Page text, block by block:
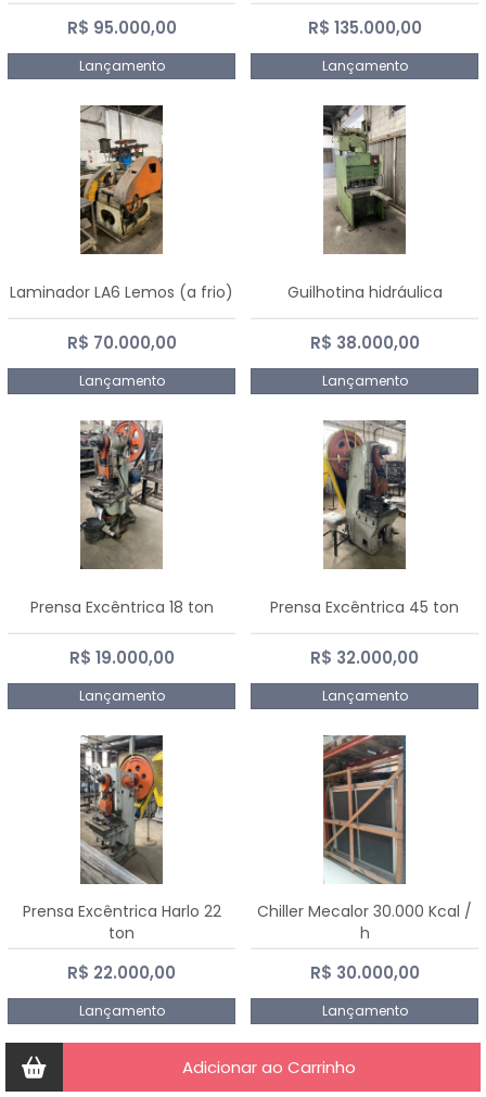
R$ 95.000,00
Lançamento
R$ 135.000,00
Lançamento
Laminador LA6 Lemos (a frio)
R$ 70.000,00
Lançamento
Guilhotina hidráulica
R$ 38.000,00
Lançamento
Prensa Excêntrica 18 ton
R$ 19.000,00
Lançamento
Prensa Excêntrica 45 ton
R$ 32.000,00
Lançamento
Prensa Excêntrica Harlo 22
ton
R$ 22.000,00
Lançamento
Chiller Mecalor 30.000 Kcal /
h
R$ 30.000,00
Lançamento
Adicionar ao Carrinho